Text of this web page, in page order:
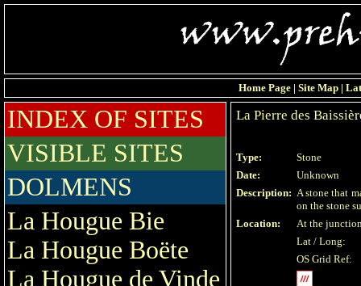
Home Page | Site Map |
INDEX OF SITES
VISIBLE SITES
DOLMENS
La Hougue Bie
La Hougue Boëte
La Hougue de Vinde
La Pierre des
Type:
Stone
Date:
Unknown
Description: A stone that
on the stone
Location:
At the
Lat / Long:
OS Grid Ref: